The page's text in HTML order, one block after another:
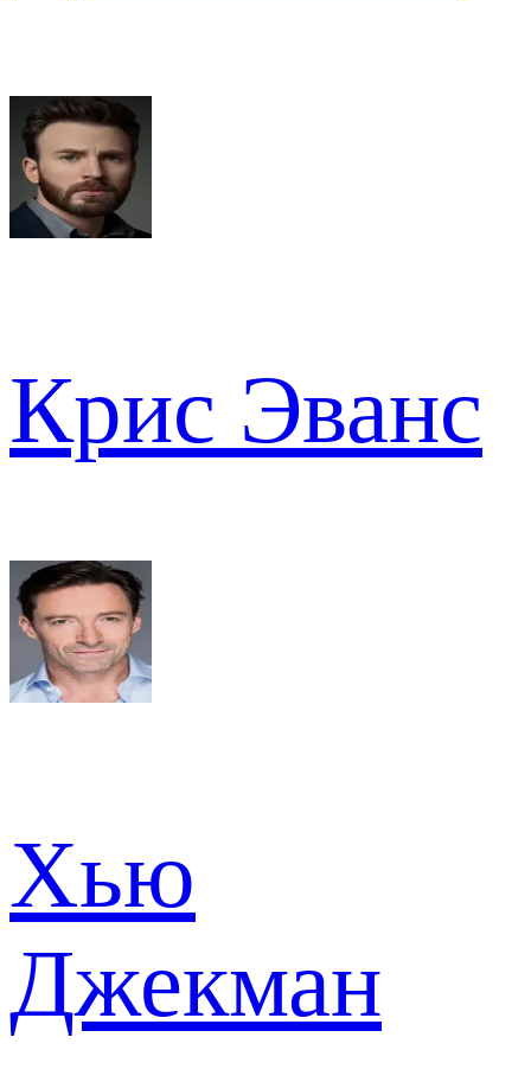
Крис Эванс
Хью
Джекман